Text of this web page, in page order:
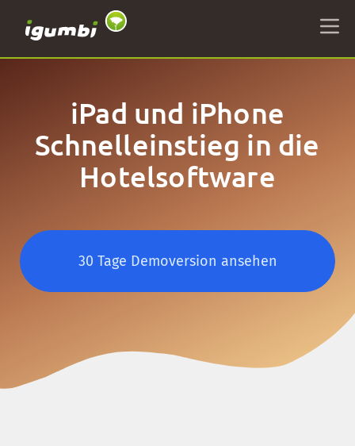
iPad und iPhone
Schnelleinstieg in die
Hotelsoftware
30 Tage Demoversion ansehen